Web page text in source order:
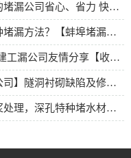
垃圾填埋场渗漏水怎么办？找专业的堵漏公司省心、省力 快速解决问题
靠谱滴！蚌埠防水补漏公司常用哪种堵漏方法？【蚌埠堵漏公司】
隧道防水构造及做法要点详解-涌达建工漏公司友情分享【收藏版】
地铁防水补漏施工【涌达建工堵漏公司】隧洞衬砌缺陷及修补方案分享
注浆堵漏技术！掌子面涌水地表灌浆处理，深孔特种堵水材料灌注